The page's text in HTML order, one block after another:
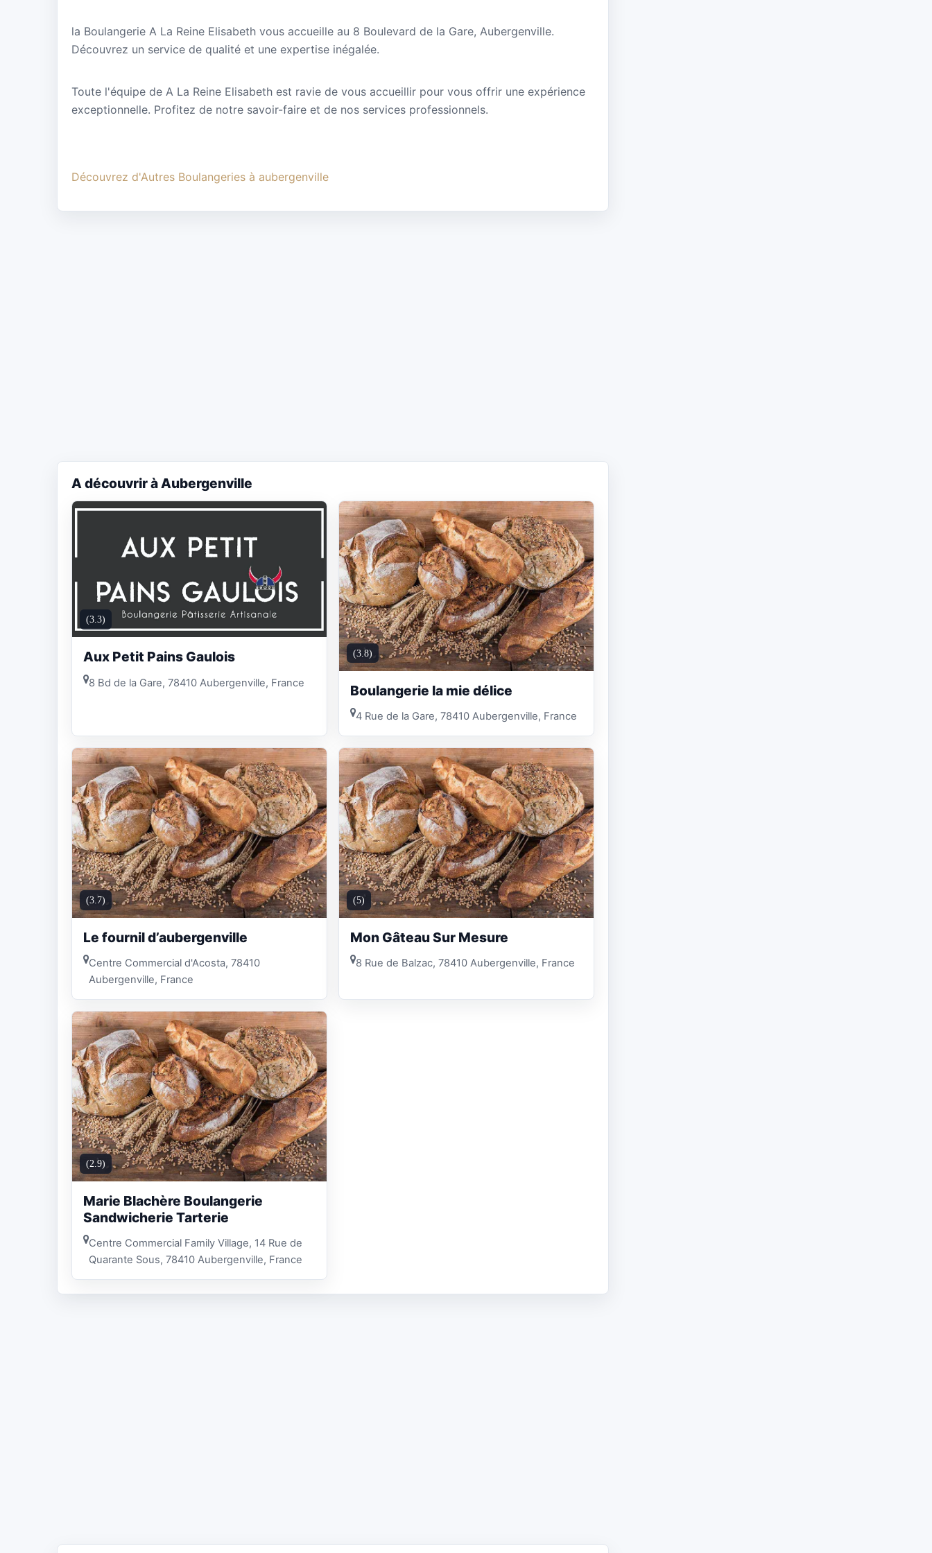
la Boulangerie A La Reine Elisabeth vous accueille au 8 Boulevard de la Gare, Aubergenville.
Découvrez un service de qualité et une expertise inégalée.
Toute l'équipe de A La Reine Elisabeth est ravie de vous accueillir pour vous offrir une expérience
exceptionnelle. Profitez de notre savoir-faire et de nos services professionnels.
Découvrez d'Autres Boulangeries à aubergenville
A découvrir à Aubergenville
(3.3)
Aux Petit Pains Gaulois
8 Bd de la Gare, 78410 Aubergenville, France
(3.8)
Boulangerie la mie délice
4 Rue de la Gare, 78410 Aubergenville, France
(3.7)
Le fournil d’aubergenville
Centre Commercial d'Acosta, 78410
Aubergenville, France
(5)
Mon Gâteau Sur Mesure
8 Rue de Balzac, 78410 Aubergenville, France
(2.9)
Marie Blachère Boulangerie
Sandwicherie Tarterie
Centre Commercial Family Village, 14 Rue de
Quarante Sous, 78410 Aubergenville, France